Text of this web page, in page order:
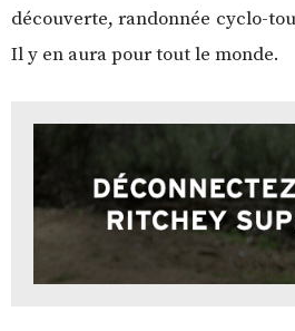
découverte, randonnée cyclo-
Il y en aura pour tout le monde.